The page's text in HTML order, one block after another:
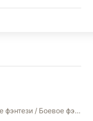
Попаданцы / Приключенческое фэнтези / Боевое фэнтези